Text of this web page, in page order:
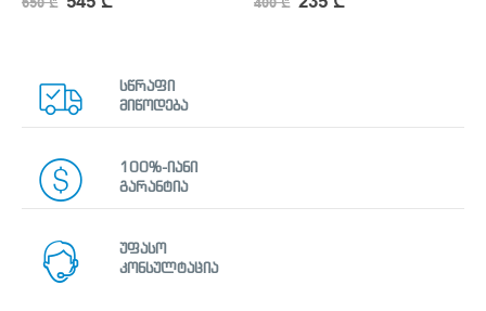
სწრაფი
მიწოდება
100%-იანი
გარანტია
უფასო
კონსულტაცია